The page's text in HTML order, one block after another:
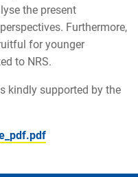
the present
Furthermore,
for younger
to NRS.
kindly supported by the